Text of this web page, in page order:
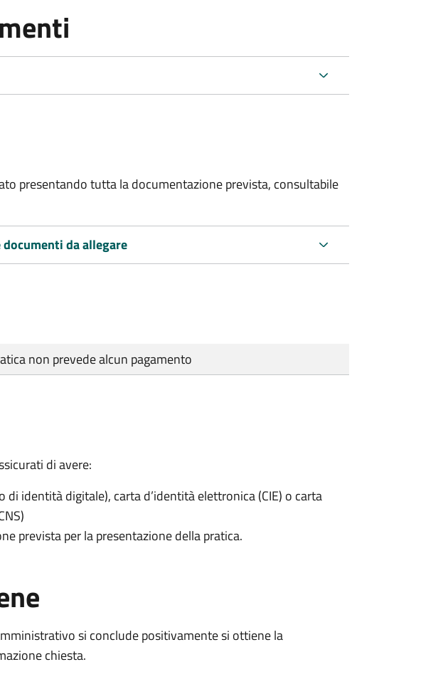
presentando tutta la documentazione prevista, consultabile
da allegare
non prevede alcun pagamento
di avere:
di identità digitale), carta d’identità elettronica (CIE) o carta
prevista per la presentazione della pratica.
si conclude positivamente si ottiene la
chiesta.